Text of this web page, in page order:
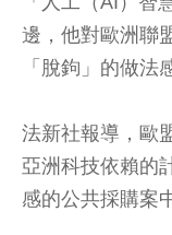
邊，他對歐洲聯
「脫鉤」的做法
法新社報導，歐
亞洲科技依賴的
感的公共採購案